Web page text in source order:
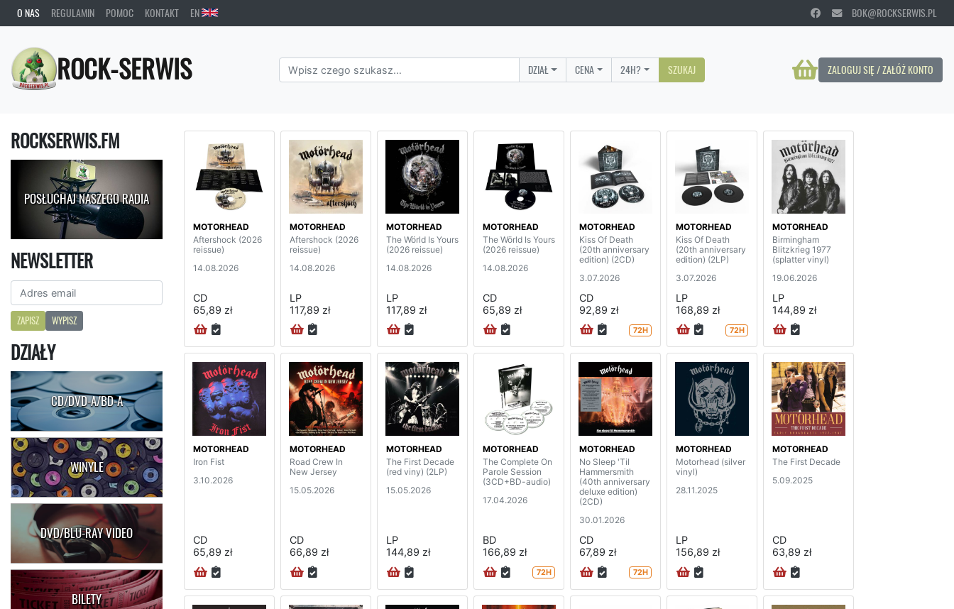
O NAS REGULAMIN POMOC KONTAKT EN BOK@ROCKSERWIS.PL
ROCK-SERWIS ZALOGUJ SIĘ / ZAŁÓŻ KONTO
DZIAŁ CENA 24H? SZUKAJ
ROCKSERWIS.FM
POSŁUCHAJ NASZEGO RADIA
NEWSLETTER
ZAPISZ WYPISZ
DZIAŁY
CD/DVD-A/BD-A
WINYLE
DVD/BLU-RAY VIDEO
BILETY
MOTORHEAD
Aftershock (2026
reissue)
14.08.2026
CD
65,89 zł
MOTORHEAD
Aftershock (2026
reissue)
14.08.2026
LP
117,89 zł
MOTORHEAD
The Wörld Is Yours
(2026 reissue)
14.08.2026
LP
117,89 zł
MOTORHEAD
The Wörld Is Yours
(2026 reissue)
14.08.2026
CD
65,89 zł
MOTORHEAD
Kiss Of Death
(20th anniversary
edition) (2CD)
3.07.2026
CD
92,89 zł
72H
MOTORHEAD
Kiss Of Death
(20th anniversary
edition) (2LP)
3.07.2026
LP
168,89 zł
72H
MOTORHEAD
Birmingham
Blitzkrieg 1977
(splatter vinyl)
19.06.2026
LP
144,89 zł
MOTORHEAD
Iron Fist
3.10.2026
CD
65,89 zł
MOTORHEAD
Road Crew In
New Jersey
15.05.2026
CD
66,89 zł
MOTORHEAD
The First Decade
(red viny) (2LP)
15.05.2026
LP
144,89 zł
MOTORHEAD
The Complete On
Parole Session
(3CD+BD-audio)
17.04.2026
BD
166,89 zł
72H
MOTORHEAD
No Sleep 'Til
Hammersmith
(40th anniversary
deluxe edition)
(2CD)
30.01.2026
CD
67,89 zł
72H
MOTORHEAD
Motorhead (silver
vinyl)
28.11.2025
LP
156,89 zł
MOTORHEAD
The First Decade
5.09.2025
CD
63,89 zł